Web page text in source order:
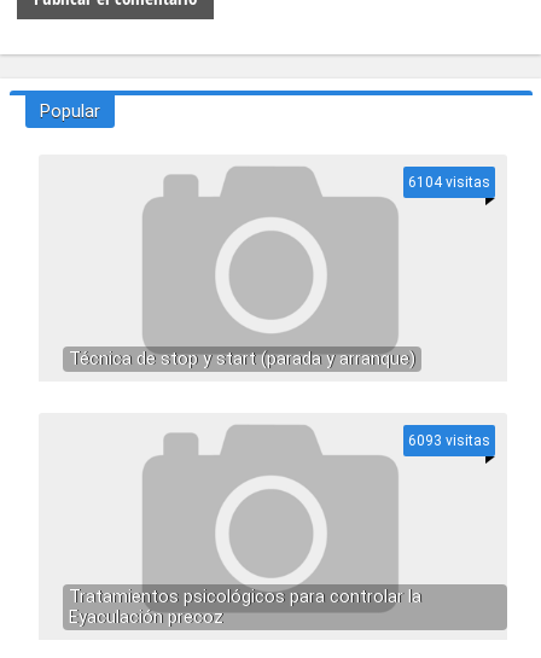
Popular
Técnica de stop y start (parada y arranque)
6104 visitas
Tratamientos psicológicos para controlar la
Eyaculación precoz
6093 visitas